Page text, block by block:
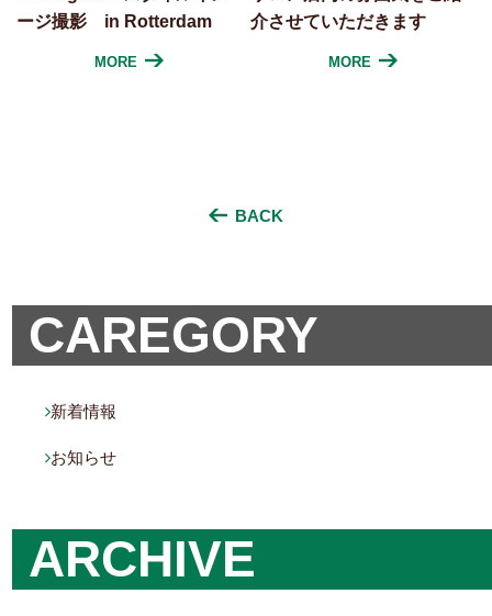
ージ撮影 in Rotterdam
MORE
介させていただきます
MORE
BACK
CAREGORY
新着情報
お知らせ
ARCHIVE